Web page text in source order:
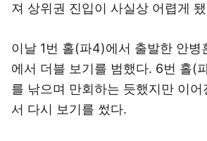
져 상위권 진입이 사실상 어렵게
이날 1번 홀(파4)에서 출발한 안병
에서 더블 보기를 범했다. 6번 홀(
를 낚으며 만회하는 듯했지만 이
서 다시 보기를 썼다.